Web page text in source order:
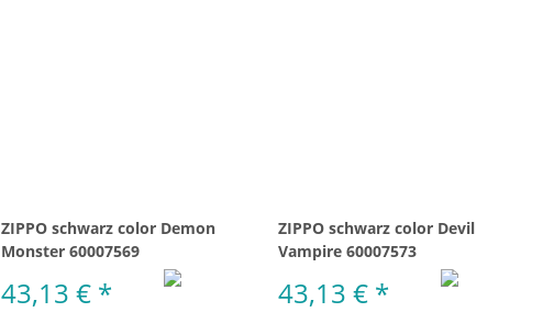
ZIPPO schwarz color Demon
Monster 60007569
43,13 € *
ZIPPO schwarz color Devil
Vampire 60007573
43,13 € *